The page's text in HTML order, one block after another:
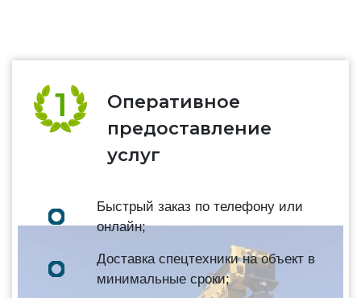
Оперативное
предоставление
услуг
Быстрый заказ по телефону или
онлайн;
Доставка спецтехники на объект в
минимальные сроки;